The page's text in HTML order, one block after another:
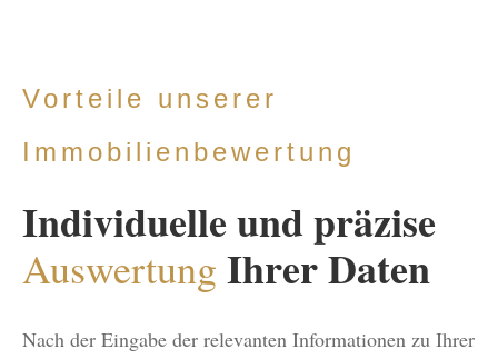
Vorteile unserer
Immobilienbewertung
Individuelle und präzise
Auswertung Ihrer Daten
Nach der Eingabe der relevanten Informationen zu Ihrer